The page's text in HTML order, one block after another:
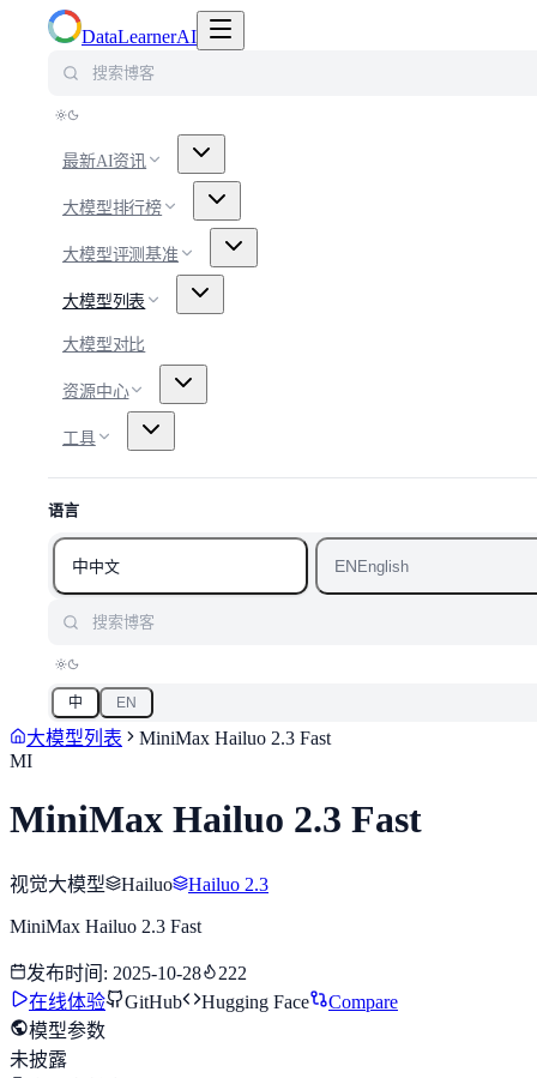
DataLearnerAI
最新AI资讯
大模型排行榜
大模型评测基准
大模型列表
大模型对比
资源中心
工具
语言
中中文 ENEnglish
中 EN
大模型列表
MiniMax Hailuo 2.3 Fast
MI
MiniMax Hailuo 2.3 Fast
视觉大模型 Hailuo Hailuo 2.3
MiniMax Hailuo 2.3 Fast
发布时间 : 2025-10-28
222
在线体验
GitHub Hugging Face
Compare
模型参数
未披露